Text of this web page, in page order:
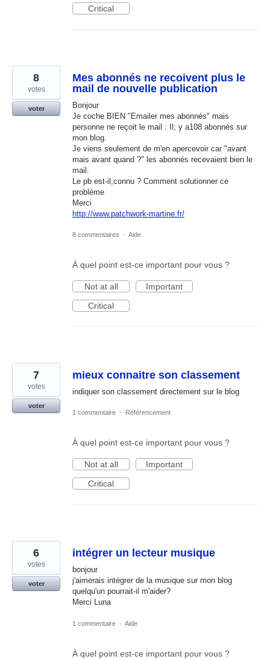
Critical
Mes abonnés ne recoivent plus le
mail de nouvelle publication
Bonjour
Je coche BIEN "Emailer mes abonnés" mais
personne ne reçoit le mail : Il; y a108 abonnés sur
mon blog.
Je viens seulement de m'en apercevoir car "avant
mais avant quand ?" les abonnés recevaient bien le
mail.
Le pb est-il;connu ? Comment solutionner ce
problème
Merci
http://www.patchwork-martine.fr/
8
votes
voter
8 commentaires · Aide
À quel point est-ce important pour vous ?
Not at all
Important
Critical
mieux connaitre son classement
indiquer son classement directement sur le blog
7
votes
voter
1 commentaire · Référencement
À quel point est-ce important pour vous ?
Not at all
Important
Critical
intégrer un lecteur musique
bonjour
j'aimerais intégrer de la musique sur mon blog
quelqu'un pourrait-il m'aider?
Merci Luna
6
votes
voter
1 commentaire · Aide
À quel point est-ce important pour vous ?